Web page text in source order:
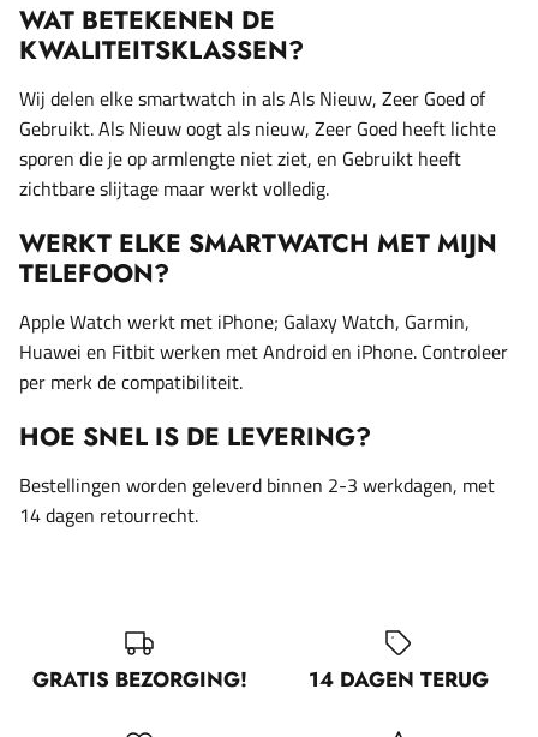
WAT BETEKENEN DE
KWALITEITSKLASSEN?
Wij delen elke smartwatch in als Als Nieuw, Zeer Goed of
Gebruikt. Als Nieuw oogt als nieuw, Zeer Goed heeft lichte
sporen die je op armlengte niet ziet, en Gebruikt heeft
zichtbare slijtage maar werkt volledig.
WERKT ELKE SMARTWATCH MET MIJN
TELEFOON?
Apple Watch werkt met iPhone; Galaxy Watch, Garmin,
Huawei en Fitbit werken met Android en iPhone. Controleer
per merk de compatibiliteit.
HOE SNEL IS DE LEVERING?
Bestellingen worden geleverd binnen 2-3 werkdagen, met
14 dagen retourrecht.
GRATIS BEZORGING! 14 DAGEN TERUG